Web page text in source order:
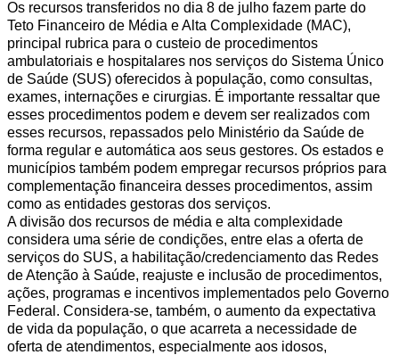
Os recursos transferidos no dia 8 de julho fazem parte do
Teto Financeiro de Média e Alta Complexidade (MAC),
principal rubrica para o custeio de procedimentos
ambulatoriais e hospitalares nos serviços do Sistema Único
de Saúde (SUS) oferecidos à população, como consultas,
exames, internações e cirurgias. É importante ressaltar que
esses procedimentos podem e devem ser realizados com
esses recursos, repassados pelo Ministério da Saúde de
forma regular e automática aos seus gestores. Os estados e
municípios também podem empregar recursos próprios para
complementação financeira desses procedimentos, assim
como as entidades gestoras dos serviços.
A divisão dos recursos de média e alta complexidade
considera uma série de condições, entre elas a oferta de
serviços do SUS, a habilitação/credenciamento das Redes
de Atenção à Saúde, reajuste e inclusão de procedimentos,
ações, programas e incentivos implementados pelo Governo
Federal. Considera-se, também, o aumento da expectativa
de vida da população, o que acarreta a necessidade de
oferta de atendimentos, especialmente aos idosos,